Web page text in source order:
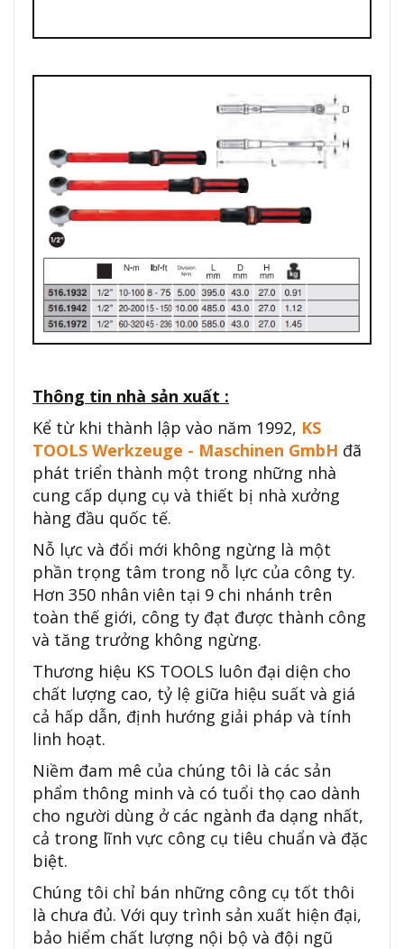
Thông tin nhà sản xuất :
Kể từ khi thành lập vào năm 1992, KS
TOOLS Werkzeuge - Maschinen GmbH đã
phát triển thành một trong những nhà
cung cấp dụng cụ và thiết bị nhà xưởng
hàng đầu quốc tế.
Nỗ lực và đổi mới không ngừng là một
phần trọng tâm trong nỗ lực của công ty.
Hơn 350 nhân viên tại 9 chi nhánh trên
toàn thế giới, công ty đạt được thành công
và tăng trưởng không ngừng.
Thương hiệu KS TOOLS luôn đại diện cho
chất lượng cao, tỷ lệ giữa hiệu suất và giá
cả hấp dẫn, định hướng giải pháp và tính
linh hoạt.
Niềm đam mê của chúng tôi là các sản
phẩm thông minh và có tuổi thọ cao dành
cho người dùng ở các ngành đa dạng nhất,
cả trong lĩnh vực công cụ tiêu chuẩn và đặc
biệt.
Chúng tôi chỉ bán những công cụ tốt thôi
là chưa đủ. Với quy trình sản xuất hiện đại,
bảo hiểm chất lượng nội bộ và đội ngũ